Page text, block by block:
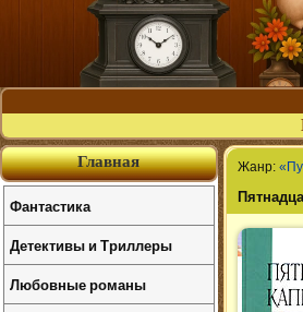
Жанр:
Главная
Фантастика
Детективы и Триллеры
Любовные романы